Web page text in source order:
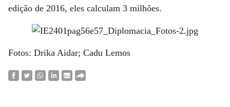
edição de 2016, eles calculam 3 milhões.
Fotos: Drika Aidar; Cadu Lemos